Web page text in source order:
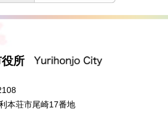
所
本荘市尾崎17番地